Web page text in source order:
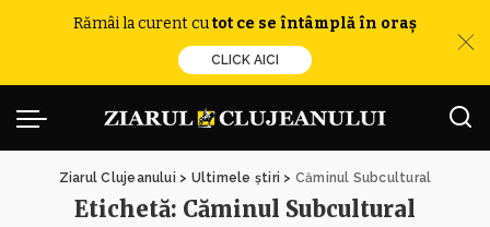
Rămâi la curent cutot ce se întâmplă în oraș
CLICK AICI
Ziarul Clujeanului > Ultimele știri > Căminul Subcultural
Etichetă: Căminul Subcultural